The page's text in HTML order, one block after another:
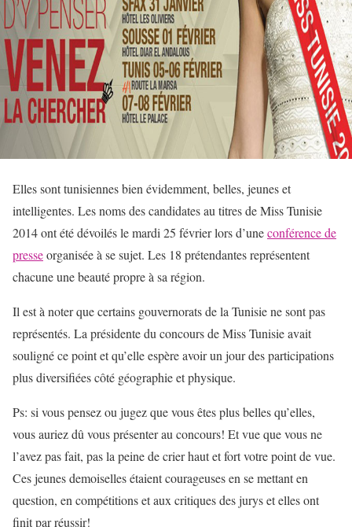
Elles sont tunisiennes bien évidemment, belles, jeunes et
intelligentes. Les noms des candidates au titres de Miss Tunisie
2014 ont été dévoilés le mardi 25 février lors d’uneconférence de
presseorganisée à se sujet. Les 18 prétendantes représentent
chacune une beauté propre à sa région.
Il est à noter que certains gouvernorats de la Tunisie ne sont pas
représentés. La présidente du concours de Miss Tunisie avait
souligné ce point et qu’elle espère avoir un jour des participations
plus diversifiées côté géographie et physique.
Ps: si vous pensez ou jugez que vous êtes plus belles qu’elles,
vous auriez dû vous présenter au concours! Et vue que vous ne
l’avez pas fait, pas la peine de crier haut et fort votre point de vue.
Ces jeunes demoiselles étaient courageuses en se mettant en
question, en compétitions et aux critiques des jurys et elles ont
finit par réussir!